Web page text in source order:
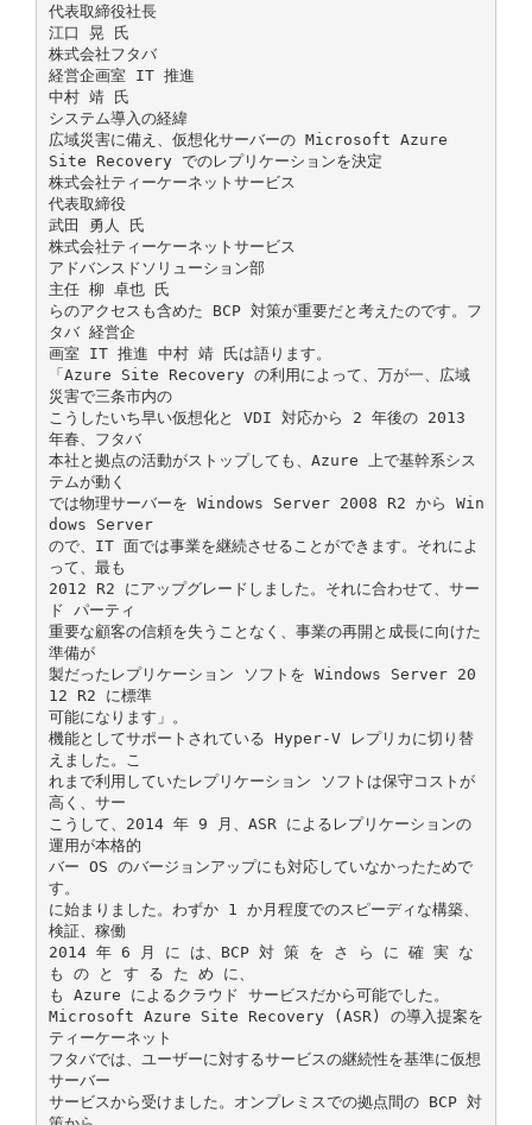
代表取締役社長
江口 晃 氏
株式会社フタバ
経営企画室 IT 推進
中村 靖 氏
システム導入の経緯
広域災害に備え、仮想化サーバーの Microsoft Azure
Site Recovery でのレプリケーションを決定
株式会社ティーケーネットサービス
代表取締役
武田 勇人 氏
株式会社ティーケーネットサービス
アドバンスドソリューション部
主任 柳 卓也 氏
らのアクセスも含めた BCP 対策が重要だと考えたのです。フ
タバ 経営企
画室 IT 推進 中村 靖 氏は語ります。
「Azure Site Recovery の利用によって、万が一、広域
災害で三条市内の
こうしたいち早い仮想化と VDI 対応から 2 年後の 2013
年春、フタバ
本社と拠点の活動がストップしても、Azure 上で基幹系シス
テムが動く
では物理サーバーを Windows Server 2008 R2 から Win
dows Server
ので、IT 面では事業を継続させることができます。それによ
って、最も
2012 R2 にアップグレードしました。それに合わせて、サー
ド パーティ
重要な顧客の信頼を失うことなく、事業の再開と成長に向けた
準備が
製だったレプリケーション ソフトを Windows Server 20
12 R2 に標準
可能になります」。
機能としてサポートされている Hyper-V レプリカに切り替
えました。こ
れまで利用していたレプリケーション ソフトは保守コストが
高く、サー
こうして、2014 年 9 月、ASR によるレプリケーションの
運用が本格的
バー OS のバージョンアップにも対応していなかったためで
す。
に始まりました。わずか 1 か月程度でのスピーディな構築、
検証、稼働
2014 年 6 月 に は、BCP 対 策 を さ ら に 確 実 な
も の と す る た め に、
も Azure によるクラウド サービスだから可能でした。
Microsoft Azure Site Recovery (ASR) の導入提案を
ティーケーネット
フタバでは、ユーザーに対するサービスの継続性を基準に仮想
サーバー
サービスから受けました。オンプレミスでの拠点間の BCP 対